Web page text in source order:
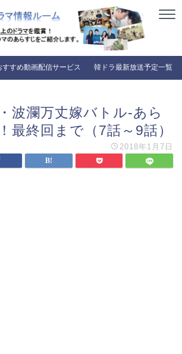
すすめ動画配信サービス 韓ドラ最新放送予定一覧
波瀾万丈嫁バトル-あら
最終回まで（7話～9話）
2018年1月7日